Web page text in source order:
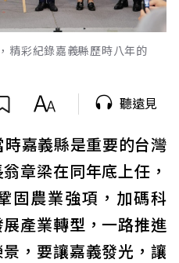
精彩紀錄嘉義縣歷時八年的
聽遠見
嘉義縣是重要的台灣
章梁在同年底上任，
固農業強項，加碼科
產業轉型，一路推進
，要讓嘉義發光，讓